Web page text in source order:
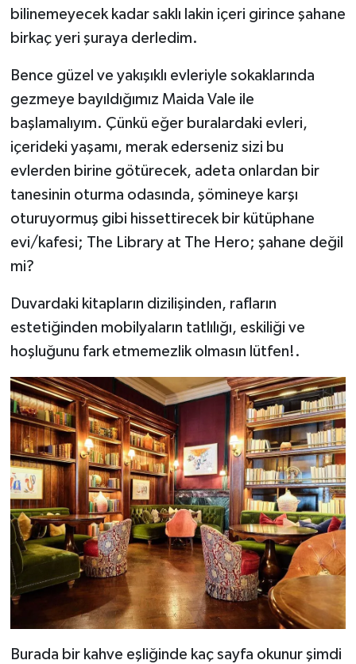
bilinemeyecek kadar saklı lakin içeri girince şahane
birkaç yeri şuraya derledim.
Bence güzel ve yakışıklı evleriyle sokaklarında
gezmeye bayıldığımız Maida Vale ile
başlamalıyım. Çünkü eğer buralardaki evleri,
içerideki yaşamı, merak ederseniz sizi bu
evlerden birine götürecek, adeta onlardan bir
tanesinin oturma odasında, şömineye karşı
oturuyormuş gibi hissettirecek bir kütüphane
evi/kafesi; The Library at The Hero; şahane değil
mi?
Duvardaki kitapların dizilişinden, rafların
estetiğinden mobilyaların tatlılığı, eskiliği ve
hoşluğunu fark etmemezlik olmasın lütfen!.
Burada bir kahve eşliğinde kaç sayfa okunur şimdi